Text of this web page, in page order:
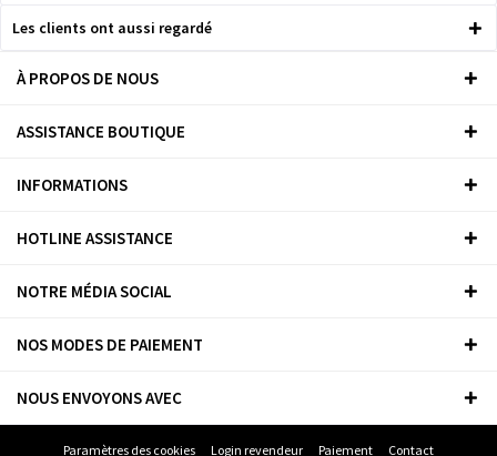
Les clients ont aussi regardé
À PROPOS DE NOUS
ASSISTANCE BOUTIQUE
INFORMATIONS
HOTLINE ASSISTANCE
NOTRE MÉDIA SOCIAL
NOS MODES DE PAIEMENT
NOUS ENVOYONS AVEC
Paramètres des cookies Login revendeur Paiement Contact